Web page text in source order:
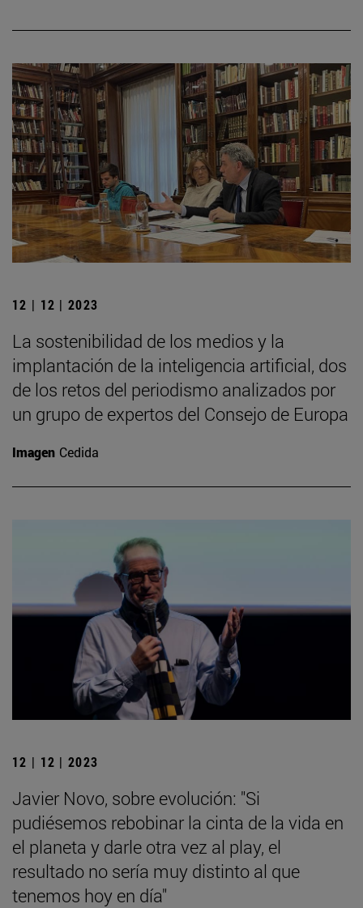
12 | 12 | 2023
La sostenibilidad de los medios y la
implantación de la inteligencia artificial, dos
de los retos del periodismo analizados por
un grupo de expertos del Consejo de Europa
Imagen Cedida
12 | 12 | 2023
Javier Novo, sobre evolución: "Si
pudiésemos rebobinar la cinta de la vida en
el planeta y darle otra vez al play, el
resultado no sería muy distinto al que
tenemos hoy en día"